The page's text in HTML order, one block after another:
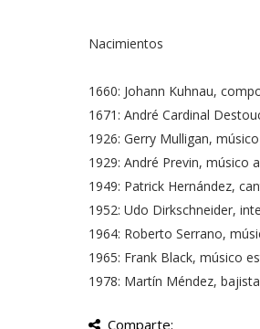
Nacimientos
1660: Johann Kuhnau,
1671: André Cardinal
1926: Gerry Mulligan,
1929: André Previn, músico
1949: Patrick Hernández,
1952: Udo Dirkschneider,
1964: Roberto Serrano,
1965: Frank Black, músico
1978: Martín Méndez,
Comparte: